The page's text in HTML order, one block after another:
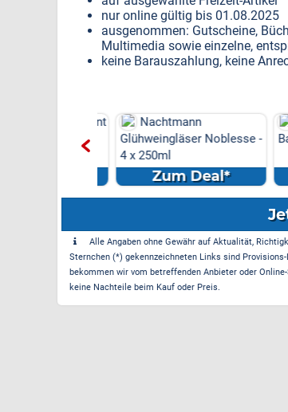
nur online gültig bis 01.08.2025
ausgenommen: Gutscheine,
Multimedia sowie einzelne,
keine Barauszahlung, keine
Nachtmann
Glühweingläser Noblesse -
4 x 250ml
Zum Deal*
Alle Angaben ohne Gewähr auf Aktualität,
Sternchen (*) gekennzeichneten Links sind
bekommen wir vom betreffenden Anbieter oder
keine Nachteile beim Kauf oder Preis.